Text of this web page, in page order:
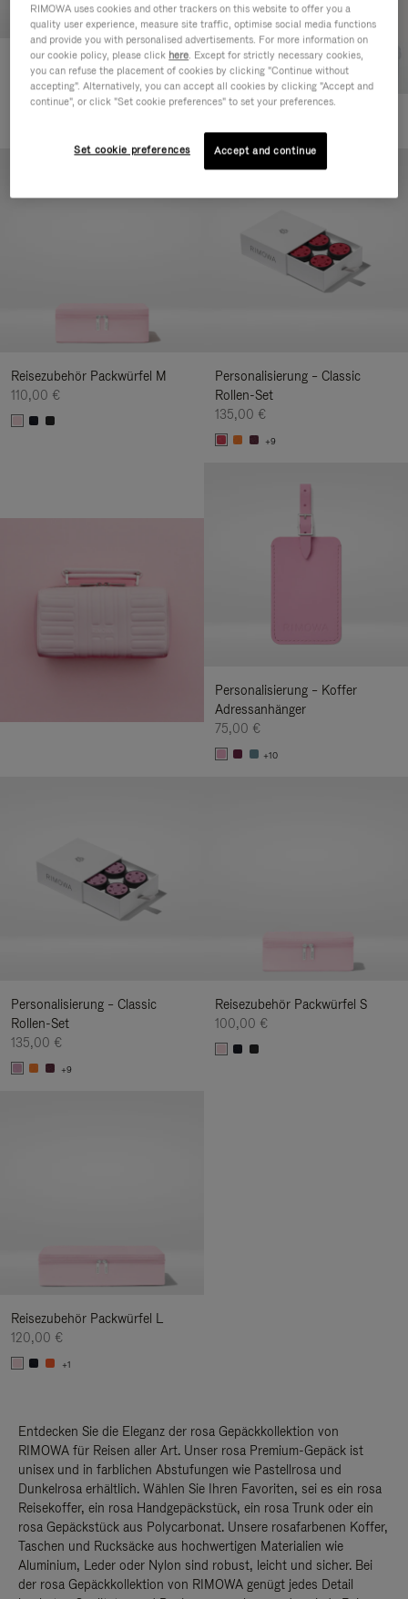
Personalisierung – Koffer
Adressanhänger
75,00 €
Reisezubehör Packwürfel M
110,00 €
Personalisierung – Classic
Rollen-Set
135,00 €
+9
Personalisierung – Koffer
Adressanhänger
75,00 €
+10
Personalisierung – Classic
Rollen-Set
135,00 €
+9
Reisezubehör Packwürfel S
100,00 €
Reisezubehör Packwürfel L
120,00 €
+1
Entdecken Sie die Eleganz der rosa Gepäckkollektion von
RIMOWA für Reisen aller Art. Unser rosa Premium-Gepäck ist
unisex und in farblichen Abstufungen wie Pastellrosa und
Dunkelrosa erhältlich. Wählen Sie Ihren Favoriten, sei es ein rosa
Reisekoffer, ein rosa Handgepäckstück, ein rosa Trunk oder ein
rosa Gepäckstück aus Polycarbonat. Unsere rosafarbenen Koffer,
Taschen und Rucksäcke aus hochwertigen Materialien wie
Aluminium, Leder oder Nylon sind robust, leicht und sicher. Bei
der rosa Gepäckkollektion von RIMOWA genügt jedes Detail
RIMOWA uses cookies and other trackers on this website to offer you a
quality user experience, measure site traffic, optimise social media functions
and provide you with personalised advertisements. For more information on
our cookie policy, please click here. Except for strictly necessary cookies,
you can refuse the placement of cookies by clicking "Continue without
accepting". Alternatively, you can accept all cookies by clicking "Accept and
continue", or click "Set cookie preferences" to set your preferences.
Set cookie preferences Accept and continue